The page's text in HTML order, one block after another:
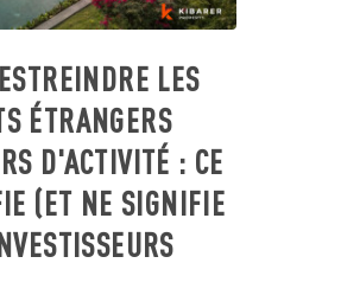
LES
ÉTRANGERS
D'ACTIVITÉ : CE
(ET NE SIGNIFIE